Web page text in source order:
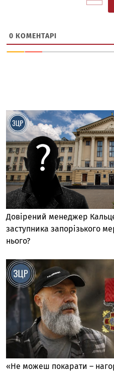
0 КОМЕНТАРІ
Довірений менеджер
заступника запорізького
нього?
«Не можеш покарати –